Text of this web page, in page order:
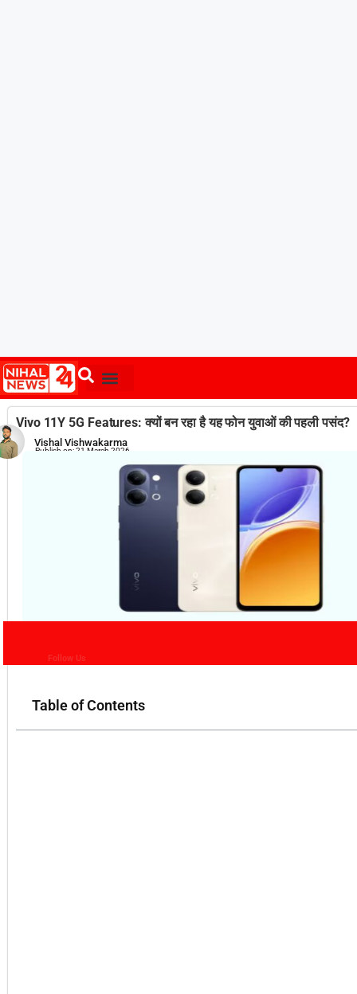
Vivo 11Y 5G Features: क्यों बन रहा है यह फोन युवाओं की पहली पसंद?
Vishal Vishwakarma
Publish on:21 March 2026
Follow Us
Table of Contents